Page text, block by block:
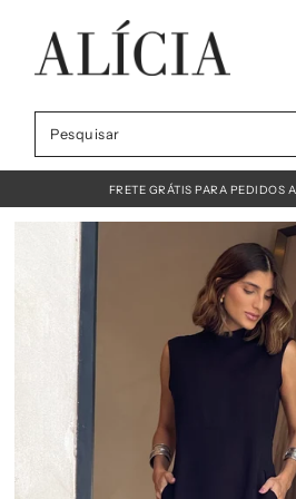
FRETE GRÁTIS PARA PEDIDOS